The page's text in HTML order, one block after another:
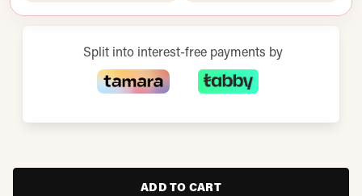
Split into interest-free payments by
ADD TO CART